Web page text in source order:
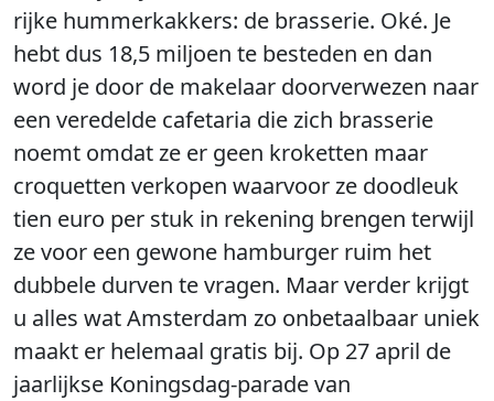
rijke hummerkakkers: de brasserie. Oké. Je
hebt dus 18,5 miljoen te besteden en dan
word je door de makelaar doorverwezen naar
een veredelde cafetaria die zich brasserie
noemt omdat ze er geen kroketten maar
croquetten verkopen waarvoor ze doodleuk
tien euro per stuk in rekening brengen terwijl
ze voor een gewone hamburger ruim het
dubbele durven te vragen. Maar verder krijgt
u alles wat Amsterdam zo onbetaalbaar uniek
maakt er helemaal gratis bij. Op 27 april de
jaarlijkse Koningsdag-parade van